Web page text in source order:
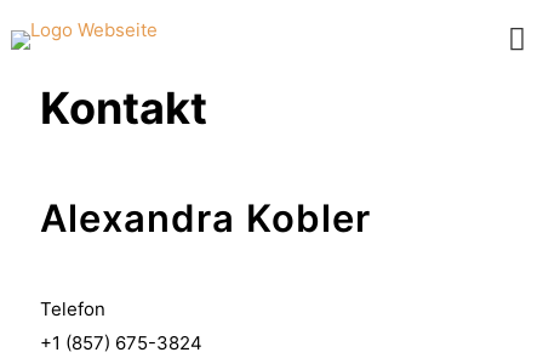
Kontakt
Alexandra Kobler
Telefon
+1 (857) 675-3824